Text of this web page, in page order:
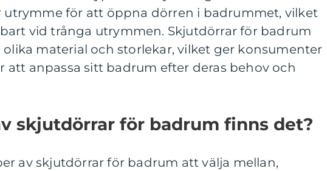
utrymme för att öppna dörren i badrummet, vilket
vid trånga utrymmen. Skjutdörrar för badrum
material och storlekar, vilket ger konsumenter
att anpassa sitt badrum efter deras behov och
skjutdörrar för badrum finns det?
av skjutdörrar för badrum att välja mellan,